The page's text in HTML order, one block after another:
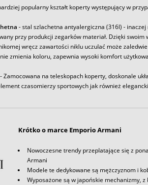
popularny kształt koperty występujący w
- stal szlachetna antyalergiczna (316l) - inaczej
przy produkcji zegarków materiał. Dzięki swoim
wręcz zawartości niklu uczulać może
zmienia koloru, zapewnia wysoki komfort
- Zamocowana na teleskopach koperty, doskonale
czasomierzy sportowych jak również
Krótko o marce Emporio Armani
Nowoczesne trendy przeplatające się z
Armani
Modele te dedykowane są mężczyznom i
Wyposażone są w japońskie mechanizmy,